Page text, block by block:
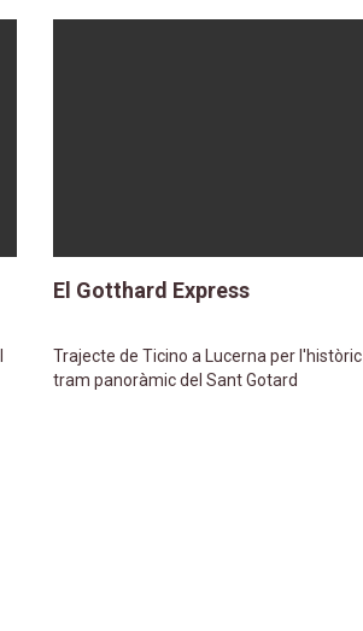
El Gotthard Express
Trajecte de Ticino a Lucerna per l'històric
tram panoràmic del Sant Gotard